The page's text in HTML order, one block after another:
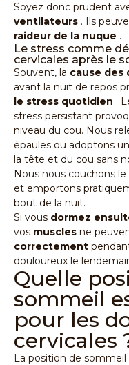
Soyez donc prudent
ventilateurs . Ils
raideur de la nuque .
Le stress comme
cervicales après le
Souvent, la cause des
avant la nuit de repos
le stress quotidien .
stress persistant
niveau du cou. Nous
épaules ou adoptons
la tête et du cou sans
Nous nous couchons
et emportons
bout de la nuit.
Si vous dormez
vos muscles ne
correctement
douloureux le
Quelle
sommeil
pour les
cervicales
La position de